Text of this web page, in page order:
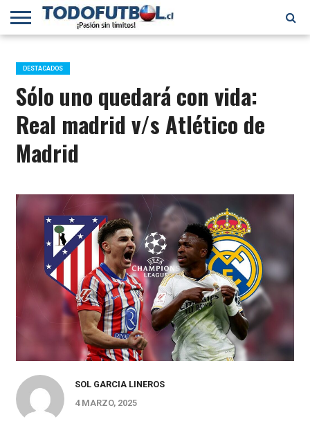
PRIMERA
B
SELECCIÓN
CHILENA
CHILENOS
EN EL
MUNDO
FÚTBOL
INTERNACIONAL
DESTACADOS
Sólo uno quedará con vida:
Real madrid v/s Atlético de
Madrid
SOL GARCIA LINEROS
4 MARZO, 2025